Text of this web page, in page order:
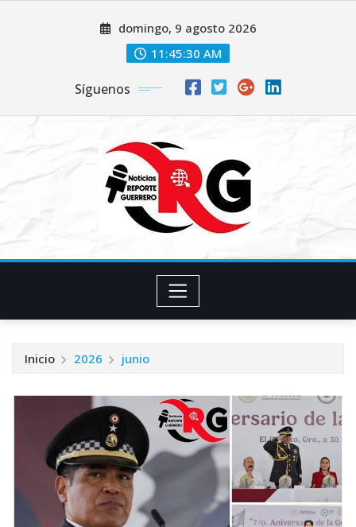
domingo, 9 agosto 2026
11:45:31 AM
Síguenos
Inicio 2026 junio